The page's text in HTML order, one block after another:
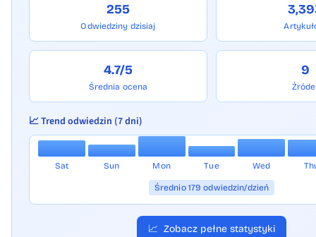
255
Odwiedziny dzisiaj
4.7/5
Średnia ocena
9
📈 Trend odwiedzin (7 dni)
Sat Sun Mon Tue Wed
Średnio 179 odwiedzin/dzień
📈 Zobacz pełne statystyki